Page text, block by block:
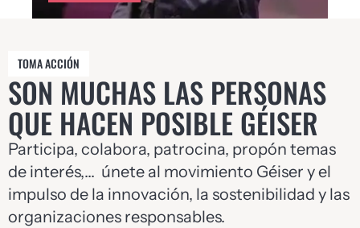
TOMA ACCIÓN
SON MUCHAS LAS PERSONAS
QUE HACEN POSIBLE GÉISER
Participa, colabora, patrocina, propón temas
de interés,… únete al movimiento Géiser y el
impulso de la innovación, la sostenibilidad y las
organizaciones responsables.